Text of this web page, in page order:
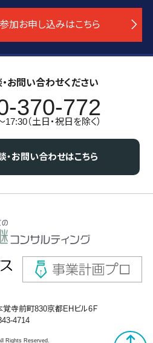
加お申し込みはこちら
お問い合わせください
370-772
17:30（土日・祝日を除く）
・お問い合わせはこちら
寺前町830京都EHビル6Ｆ
4714
Rights Reserved.